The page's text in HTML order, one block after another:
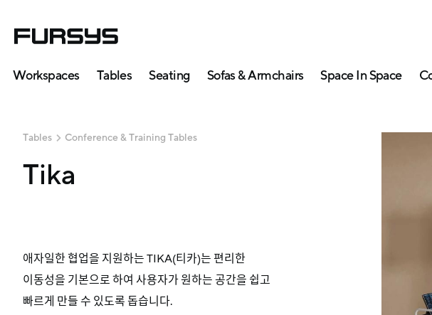
Workspaces Tables Seating Sofas & Armchairs Space In Space
Tables Conference & Training Tables
Tika
애자일한 협업을 지원하는 TIKA(티카)는 편리한
이동성을 기본으로 하여 사용자가 원하는 공간을 쉽고
빠르게 만들 수 있도록 돕습니다.